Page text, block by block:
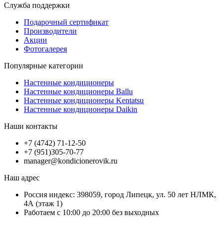
Служба поддержки
Подарочный сертификат
Производители
Акции
Фотогалерея
Популярные категории
Настенные кондиционеры
Настенные кондиционеры Ballu
Настенные кондиционеры Kentatsu
Настенные кондиционеры Daikin
Наши контакты
+7 (4742) 71-12-50
+7 (951)305-70-77
manager@kondicionerovik.ru
Наш адрес
Россия индекс: 398059, город Липецк, ул. 50 лет НЛМК,
4А (этаж 1)
Работаем с 10:00 до 20:00 без выходных